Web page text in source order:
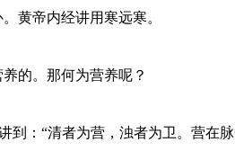
黄帝内经讲用寒远寒。
的。那何为营养呢？
到：“清者为营，浊者为卫。营在